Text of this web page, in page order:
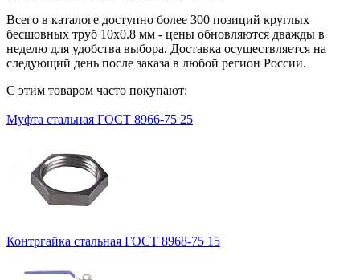
Всего в каталоге доступно более 300 позиций круглых
бесшовных труб 10х0.8 мм - цены обновляются дважды в
неделю для удобства выбора. Доставка осуществляется на
следующий день после заказа в любой регион России.
С этим товаром часто покупают:
Муфта стальная ГОСТ 8966-75 25
Контргайка стальная ГОСТ 8968-75 15